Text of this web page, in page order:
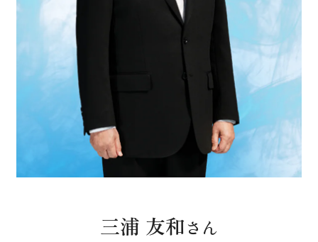
三浦 友和さん